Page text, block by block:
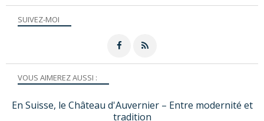
SUIVEZ-MOI
VOUS AIMEREZ AUSSI :
En Suisse, le Château d'Auvernier – Entre modernité et
tradition